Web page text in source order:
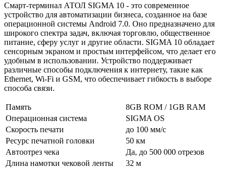
Смарт-терминал АТОЛ SIGMA 10 - это современное
устройство для автоматизации бизнеса, созданное на базе
операционной системы Android 7.0. Оно предназначено для
широкого спектра задач, включая торговлю, общественное
питание, сферу услуг и другие области. SIGMA 10 обладает
сенсорным экраном и простым интерфейсом, что делает его
удобным в использовании. Устройство поддерживает
различные способы подключения к интернету, такие как
Ethernet, Wi-Fi и GSM, что обеспечивает гибкость в выборе
способа связи.
Память
8GB ROM / 1GB RAM
Операционная система
SIGMA OS
Скорость печати
до 100 мм/с
Ресурс печатной головки
50 км
Автоотрез чека
Да, до 500 000 отрезов
Длина намотки чековой ленты
32 м